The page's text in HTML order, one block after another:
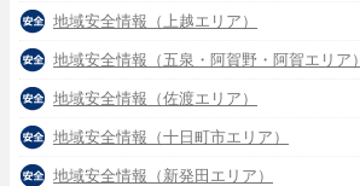
地域安全情報（上越エリア）
地域安全情報（五泉・阿賀野・阿賀エリア）
地域安全情報（佐渡エリア）
地域安全情報（十日町市エリア）
地域安全情報（新発田エリア）